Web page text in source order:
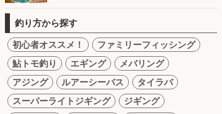
釣り方から探す
初心者オススメ！
ファミリーフィッシング
鮎トモ釣り
エギング
メバリング
アジング
ルアーシーバス
タイラバ
スーパーライトジギング
ジギング